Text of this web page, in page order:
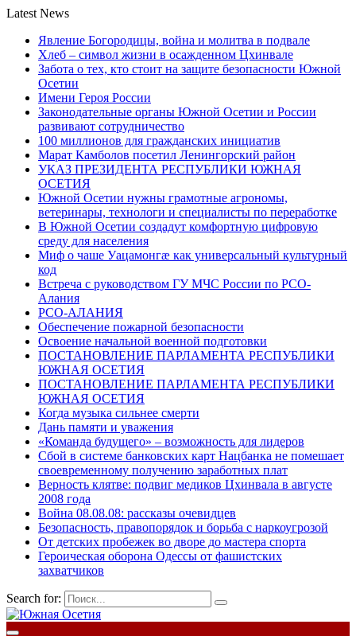
Latest News
Явление Богородицы, война и молитва в подвале
Хлеб – символ жизни в осажденном Цхинвале
Забота о тех, кто стоит на защите безопасности Южной
Осетии
Имени Героя России
Законодательные органы Южной Осетии и России
развивают сотрудничество
100 миллионов для гражданских инициатив
Марат Камболов посетил Ленингорский район
УКАЗ ПРЕЗИДЕНТА РЕСПУБЛИКИ ЮЖНАЯ
ОСЕТИЯ
Южной Осетии нужны грамотные агрономы,
ветеринары, технологи и специалисты по переработке
В Южной Осетии создадут комфортную цифровую
среду для населения
Миф о чаше Уацамонгæ как универсальный культурный
код
Встреча с руководством ГУ МЧС России по РСО-
Алания
РСО-АЛАНИЯ
Обеспечение пожарной безопасности
Освоение начальной военной подготовки
ПОСТАНОВЛЕНИЕ ПАРЛАМЕНТА РЕСПУБЛИКИ
ЮЖНАЯ ОСЕТИЯ
ПОСТАНОВЛЕНИЕ ПАРЛАМЕНТА РЕСПУБЛИКИ
ЮЖНАЯ ОСЕТИЯ
Когда музыка сильнее смерти
Дань памяти и уважения
«Команда будущего» – возможность для лидеров
Сбой в системе банковских карт Нацбанка не помешает
своевременному получению заработных плат
Верность клятве: подвиг медиков Цхинвала в августе
2008 года
Война 08.08.08: рассказы очевидцев
Безопасность, правопорядок и борьба с наркоугрозой
От детских пробежек во дворе до мастера спорта
Героическая оборона Одессы от фашистских
захватчиков
Search for: